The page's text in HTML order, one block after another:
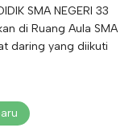
SMA NEGERI 33
di Ruang Aula SMA
daring yang diikuti